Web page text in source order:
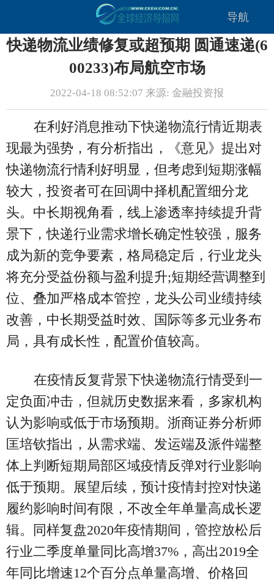
导航
快递物流业绩修复或超预期 圆通速递(6
00233)布局航空市场
2022-04-18 08:52:07 来源: 金融投资报
在利好消息推动下快递物流行情近期表
现最为强势，有分析指出，《意见》提出对
快递物流行情利好明显，但考虑到短期涨幅
较大，投资者可在回调中择机配置细分龙
头。中长期视角看，线上渗透率持续提升背
景下，快递行业需求增长确定性较强，服务
成为新的竞争要素，格局稳定后，行业龙头
将充分受益份额与盈利提升;短期经营调整到
位、叠加严格成本管控，龙头公司业绩持续
改善，中长期受益时效、国际等多元业务布
局，具有成长性，配置价值较高。
在疫情反复背景下快递物流行情受到一
定负面冲击，但就历史数据来看，多家机构
认为影响或低于市场预期。浙商证券分析师
匡培钦指出，从需求端、发运端及派件端整
体上判断短期局部区域疫情反弹对行业影响
低于预期。展望后续，预计疫情封控对快递
履约影响时间有限，不改全年单量高成长逻
辑。同样复盘2020年疫情期间，管控放松后
行业二季度单量同比高增37%，高出2019全
年同比增速12个百分点单量高增、价格回